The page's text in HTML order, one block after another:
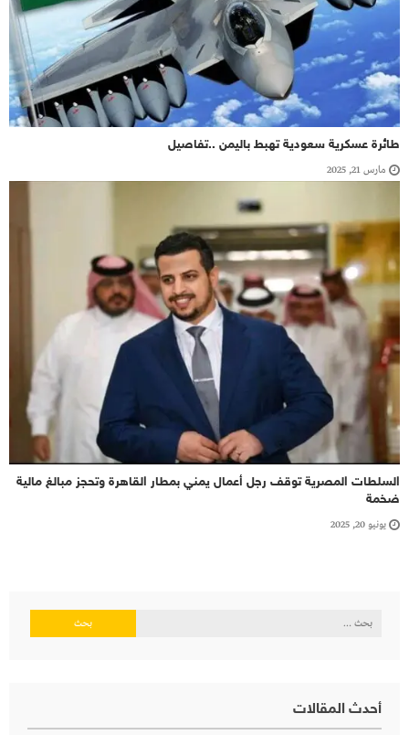
طائرة عسكرية سعودية تهبط باليمن ..تفاصيل
مارس 21, 2025
السلطات المصرية توقف رجل أعمال يمني بمطار القاهرة وتحجز مبالغ مالية
ضخمة
يونيو 20, 2025
البحث
أحدث المقالات